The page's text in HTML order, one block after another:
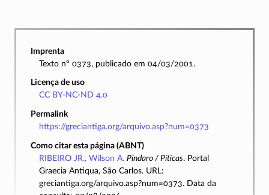
Imprenta
Texto nº 0373, publicado em 04/03/2001.
Licença de uso
CC BY-NC-ND 4.0
Permalink
https://greciantiga.org/arquivo.asp?num=0373
Como citar esta página (ABNT)
RIBEIRO JR., Wilson A. Píndaro / Píticas. Portal
Graecia Antiqua, São Carlos. URL:
greciantiga.org/arquivo.asp?num=0373. Data da